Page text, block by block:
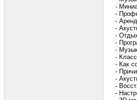
-
-
-
-
-
-
-
-
- Как
-
-
-
-